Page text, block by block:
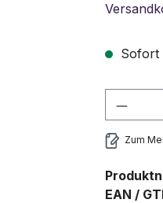
Sofort
Zum
EAN /